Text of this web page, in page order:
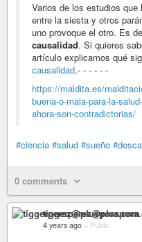
Varios de los estudios
entre la siesta y otros
uno provoque el otro. Es
causalidad. Si quieres
artículo explicamos qué
causalidad.- - - - - -
https://maldita.es/
buena-o-mala-para-la-
ahora-son-contradictorias/
#ciencia #salud #sueño
0 comments
4 years ago – Public